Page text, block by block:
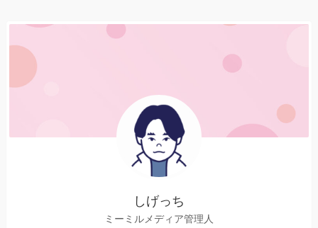
しげっち
ミーミルメディア管理人